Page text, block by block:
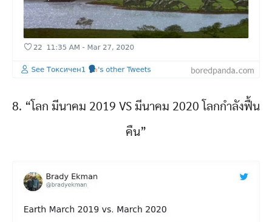
8. “โลก มีนาคม 2019 VS มีนาคม 2020 โลกกำลังฟื้น
คืน”